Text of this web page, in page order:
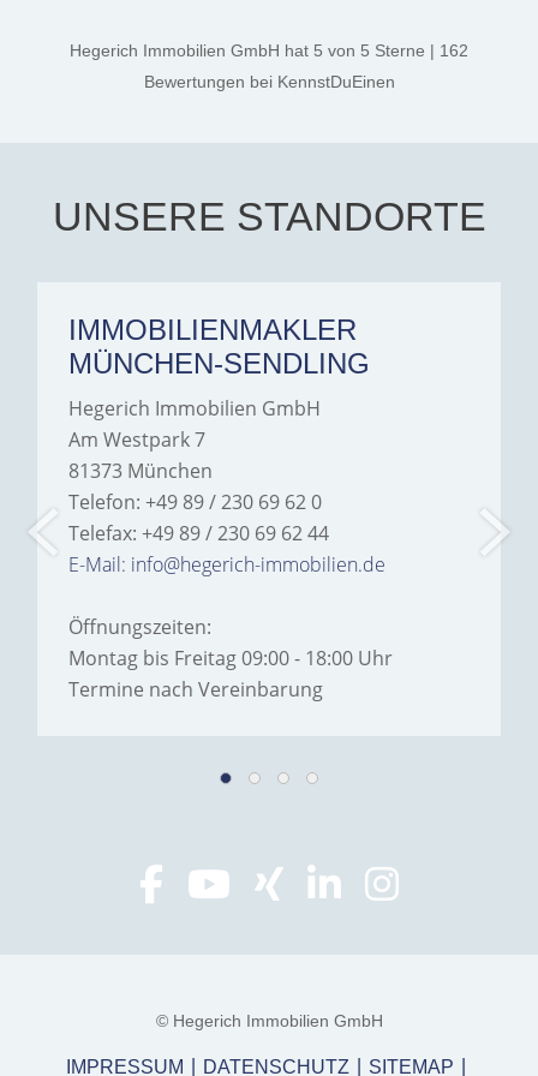
thanks, and a huge part of
the credit goes to Amelie
Jamrowâ€”she was
exceptionally professional,
Hegerich Immobilien to
anyone looking for a home.
Hegerich Immobilien GmbH hat 5 von 5 Sterne | 162
Bewertungen bei KennstDuEinen
UNSERE STANDORTE
IMMOBILIENMAKLER
MÜNCHEN-SENDLING
Hegerich Immobilien GmbH
Am Westpark 7
81373 München
Telefon: +49 89 / 230 69 62 0
Telefax: +49 89 / 230 69 62 44
E-Mail: info@hegerich-immobilien.de
Öffnungszeiten:
Montag bis Freitag 09:00 - 18:00 Uhr
Termine nach Vereinbarung
© Hegerich Immobilien GmbH
IMPRESSUM DATENSCHUTZ SITEMAP